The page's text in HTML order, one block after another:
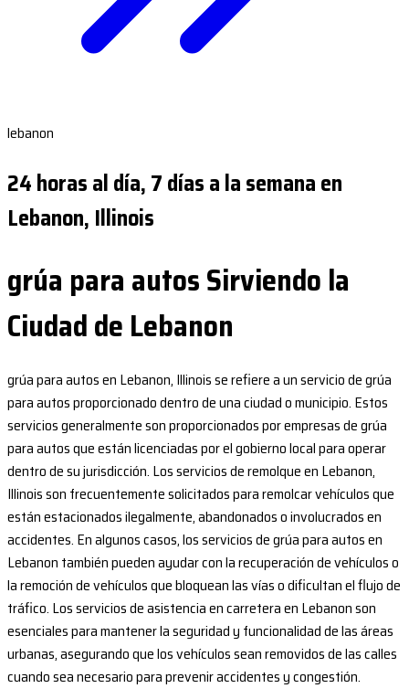
lebanon
24 horas al día, 7 días a la semana en
Lebanon, Illinois
grúa para autos Sirviendo la
Ciudad de Lebanon
grúa para autos en Lebanon, Illinois se refiere a un servicio de grúa
para autos proporcionado dentro de una ciudad o municipio. Estos
servicios generalmente son proporcionados por empresas de grúa
para autos que están licenciadas por el gobierno local para operar
dentro de su jurisdicción. Los servicios de remolque en Lebanon,
Illinois son frecuentemente solicitados para remolcar vehículos que
están estacionados ilegalmente, abandonados o involucrados en
accidentes. En algunos casos, los servicios de grúa para autos en
Lebanon también pueden ayudar con la recuperación de vehículos o
la remoción de vehículos que bloquean las vías o dificultan el flujo de
tráfico. Los servicios de asistencia en carretera en Lebanon son
esenciales para mantener la seguridad y funcionalidad de las áreas
urbanas, asegurando que los vehículos sean removidos de las calles
cuando sea necesario para prevenir accidentes y congestión.